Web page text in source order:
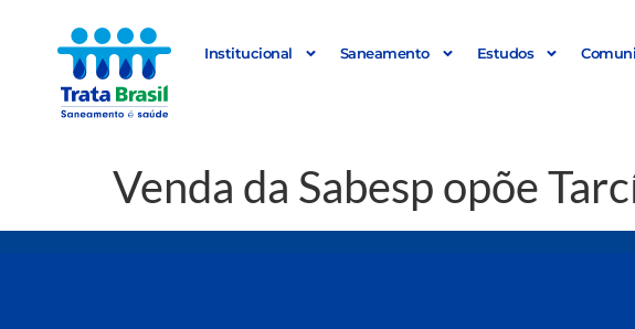
Institucional Saneamento Estudos
Venda da Sabesp opõe